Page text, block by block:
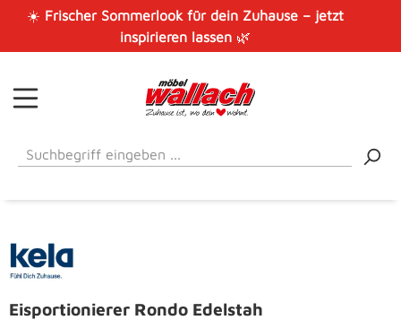
Zum Hauptinhalt springen
☀️ Frischer Sommerlook für dein Zuhause – jetzt
inspirieren lassen🌿
Eisportionierer Rondo Edelstah